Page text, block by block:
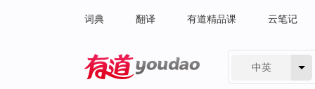
词典 翻译 有道精品课 云笔记
中英